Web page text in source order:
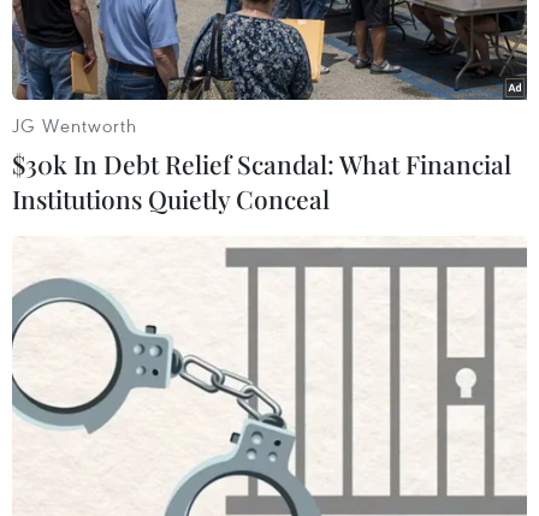
Một cơ sở chăn nuôi lợn. (Nguồn: TTXVN)
Ngày 29/6, Ủy ban Nhân dân tỉnh Đồng Nai cho
biết đã có văn bản truyền đạt ý kiến của Chủ
tịch Ủy ban Nhân dân tỉnh Đồng Nai yêu cầu 4
JG Wentworth
$30k In Debt Relief Scandal: What Financial
Institutions Quietly Conceal